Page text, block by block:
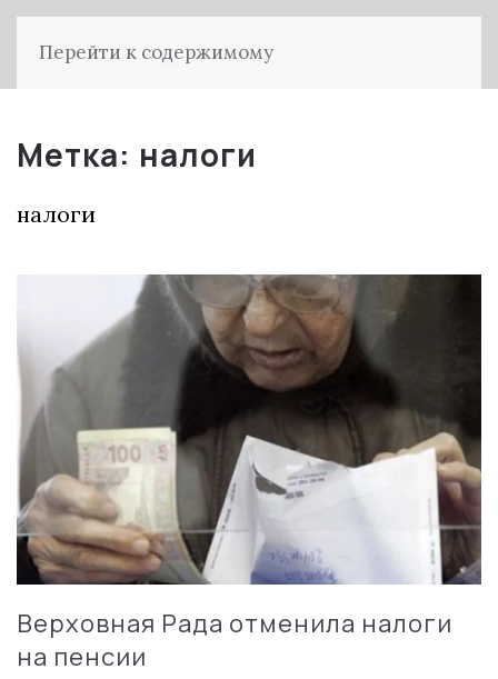
Перейти к содержимому
Метка: налоги
налоги
Верховная Рада отменила налоги
на пенсии